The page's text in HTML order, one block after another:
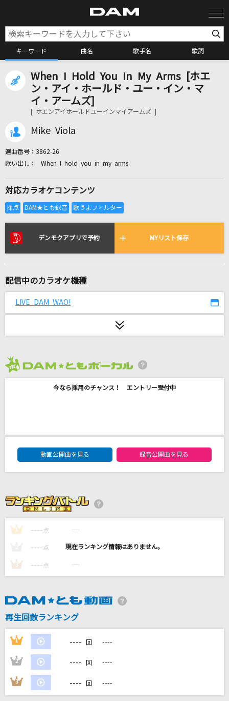
キーワード 曲名 歌手名 歌詞
カラオケ検索
カラオケ店舗検索
リアルタイムで歌われている曲の一覧
[生音]接吻～kiss～
米津玄師
ファタール
やなぎなぎ
SUPER STAR
馬と鹿
米津玄師
Jupiter
平原綾香(ひらはらあやか)
北原ミレイ
カラオケ最新情報をチェック！
When I Hold You In My Arms [ホエ
ン・アイ・ホールド・ユー・イン・マ
イ・アームズ]
[ ホエンアイホールドユーインマイアームズ ]
Mike Viola
選曲番号： 3862-26
When I hold you in my arms
対応カラオケコンテンツ
デンモクアプリで予約 MYリスト保存
配信中のカラオケ機種
LIVE DAM WAO!
今なら採用のチャンス！ エントリー受付中
DAM★ともボーカルエントリーランキング
動画公開曲を見る
録音公開曲を見る
1 ---- 点 ----
---- 点 ----
3 ---- 点 ----
再生回数ランキング
1 ---- 回 ----
2 ---- 回 ----
3 ---- 回 ----